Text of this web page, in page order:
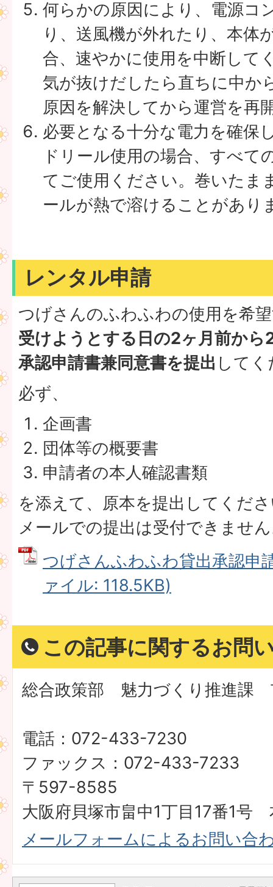
何らかの原因により、電源コ
り、送風機が外れたり、本体
合、速やかに使用を中断して
気が抜けだしたら直ちに中か
原因を解決してから運営を再
必要となる十分な電力を確保
ドリール使用の場合、すべて
てご使用ください。巻いたま
ールが熱で溶けることがあり
レンタル申請
つげさんのふわふわの使用を希
受けようとする日の2ヶ月前から
承認申請書兼同意書を提出 して
必ず、
企画書
団体等の概要書
申請者の本人確認書類
を添えて、原本を提出してくだ
メールでの提出は受付できませ
つげさんふわふわ貸出承認申
ァイル: 118.5KB)
この記事に関するお問
総合政策部 魅力づくり推進課
電話：072-433-7230
ファックス：072-433-7233
〒597-8585
大阪府貝塚市畠中1丁目17番1号
メールフォームによるお問い合